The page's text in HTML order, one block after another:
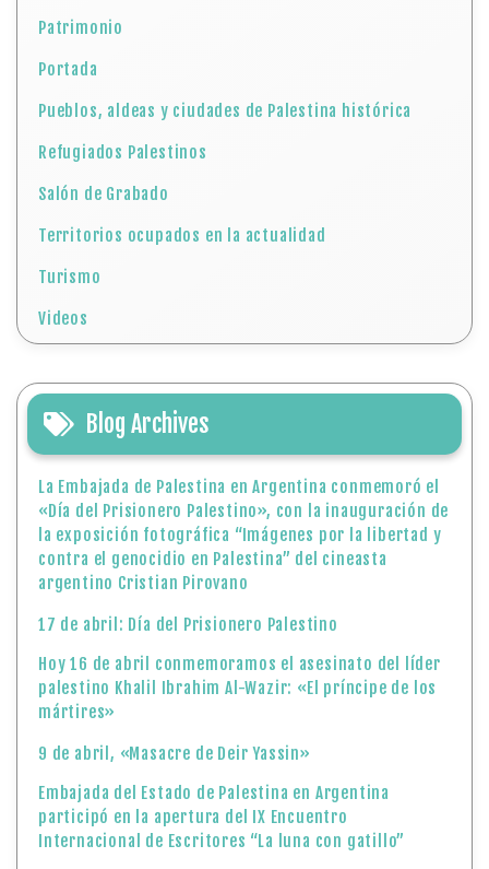
Patrimonio
Portada
Pueblos, aldeas y ciudades de Palestina histórica
Refugiados Palestinos
Salón de Grabado
Territorios ocupados en la actualidad
Turismo
Videos
Blog Archives
La Embajada de Palestina en Argentina conmemoró el
«Día del Prisionero Palestino», con la inauguración de
la exposición fotográfica “Imágenes por la libertad y
contra el genocidio en Palestina” del cineasta
argentino Cristian Pirovano
17 de abril: Día del Prisionero Palestino
Hoy 16 de abril conmemoramos el asesinato del líder
palestino Khalil Ibrahim Al-Wazir: «El príncipe de los
mártires»
9 de abril, «Masacre de Deir Yassin»
Embajada del Estado de Palestina en Argentina
participó en la apertura del IX Encuentro
Internacional de Escritores “La luna con gatillo”